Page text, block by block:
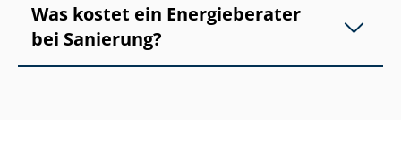
Was kostet ein Energieberater
bei Sanierung?